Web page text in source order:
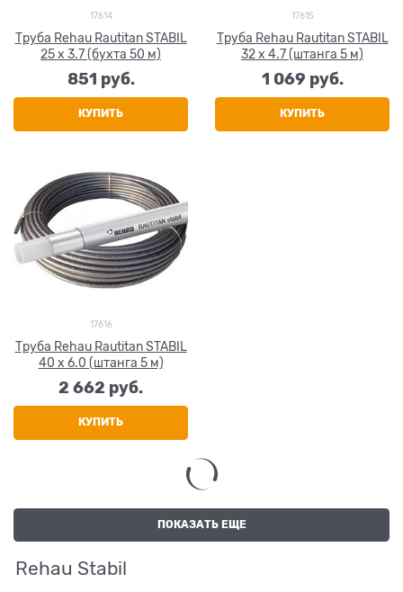
17614
Труба Rehau Rautitan STABIL
25 x 3.7 (бухта 50 м)
851 руб.
КУПИТЬ
17615
Труба Rehau Rautitan STABIL
32 x 4.7 (штанга 5 м)
1 069 руб.
КУПИТЬ
17616
Труба Rehau Rautitan STABIL
40 x 6.0 (штанга 5 м)
2 662 руб.
КУПИТЬ
ПОКАЗАТЬ ЕЩЕ
Rehau Stabil